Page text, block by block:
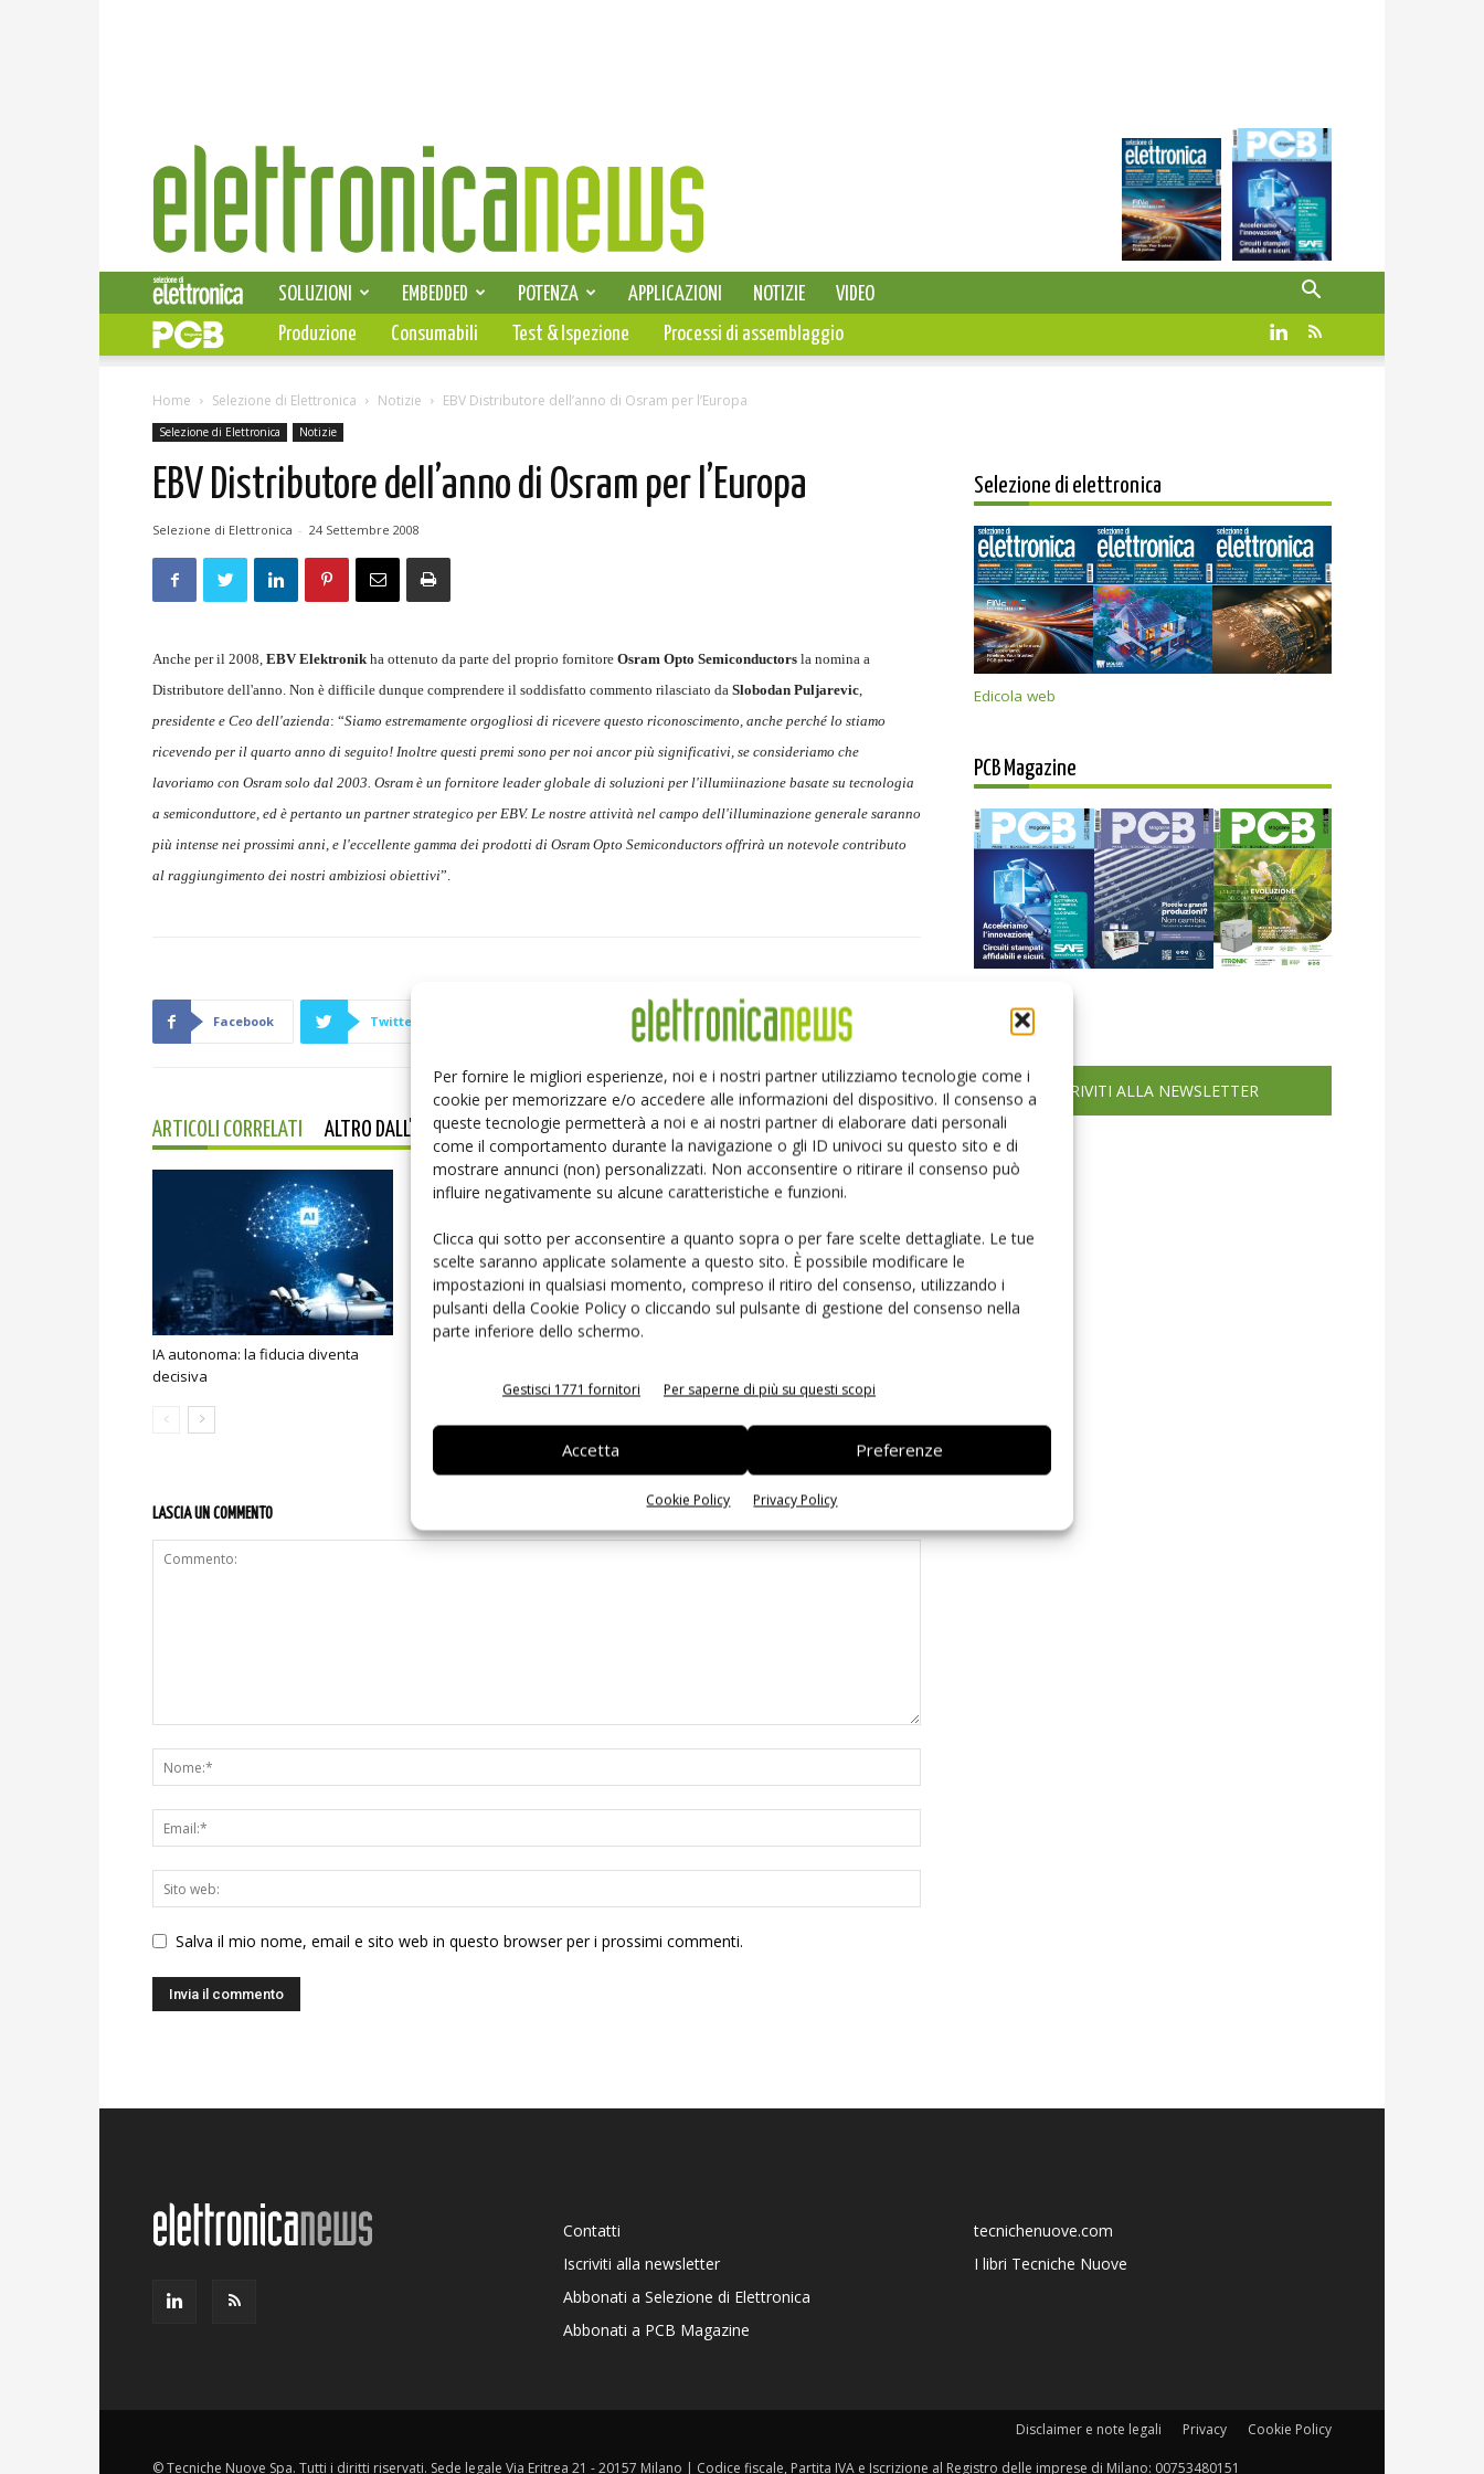
Per fornire le migliori esperienze, noi e i nostri partner utilizziamo tecnologie come i
cookie per memorizzare e/o accedere alle informazioni del dispositivo. Il consenso a
queste tecnologie permetterà a noi e ai nostri partner di elaborare dati personali
come il comportamento durante la navigazione o gli ID univoci su questo sito e di
mostrare annunci (non) personalizzati. Non acconsentire o ritirare il consenso può
influire negativamente su alcune caratteristiche e funzioni.
Clicca qui sotto per acconsentire a quanto sopra o per fare scelte dettagliate. Le tue
scelte saranno applicate solamente a questo sito. È possibile modificare le
impostazioni in qualsiasi momento, compreso il ritiro del consenso, utilizzando i
pulsanti della Cookie Policy o cliccando sul pulsante di gestione del consenso nella
parte inferiore dello schermo.
Gestisci 1771 fornitori Per saperne di più su questi scopi
Accetta Preferenze
Cookie Policy Privacy Policy
Elettronica
News
SELEZIONE DI ELETTRONICA
SOLUZIONI EMBEDDED POTENZA APPLICAZIONI NOTIZIE
VIDEO
PCB
Produzione Consumabili Test & Ispezione Processi di assemblaggio
Home Selezione di Elettronica Notizie EBV Distributore dell’anno di Osram per l’Europa
Selezione di Elettronica Notizie
EBV Distributore dell’anno di Osram per l’Europa
Selezione di Elettronica - 24 Settembre 2008
Anche per il 2008, EBV Elektronik ha ottenuto da parte del proprio fornitore Osram Opto Semiconductors la nomina a
Distributore dell'anno. Non è difficile dunque comprendere il soddisfatto commento rilasciato da Slobodan Puljarevic,
presidente e Ceo dell'azienda: “Siamo estremamente orgogliosi di ricevere questo riconoscimento, anche perché lo stiamo
ricevendo per il quarto anno di seguito! Inoltre questi premi sono per noi ancor più significativi, se consideriamo che
lavoriamo con Osram solo dal 2003. Osram è un fornitore leader globale di soluzioni per l'illumiinazione basate su tecnologia
a semiconduttore, ed è pertanto un partner strategico per EBV. Le nostre attività nel campo dell'illuminazione generale saranno
più intense nei prossimi anni, e l'eccellente gamma dei prodotti di Osram Opto Semiconductors offrirà un notevole contributo
al raggiungimento dei nostri ambiziosi obiettivi”.
Facebook Twitter Pinterest Email
ARTICOLI CORRELATI ALTRO DALL'AUTORE
IA autonoma: la fiducia diventa
decisiva
LASCIA UN COMMENTO
Salva il mio nome, email e sito web in questo browser per i prossimi commenti.
Selezione di elettronica
Edicola web
PCB Magazine
ISCRIVITI ALLA NEWSLETTER
Contatti
Iscriviti alla newsletter
Abbonati a Selezione di Elettronica
Abbonati a PCB Magazine
tecnichenuove.com
I libri Tecniche Nuove
Disclaimer e note legali Privacy Cookie Policy
© Tecniche Nuove Spa. Tutti i diritti riservati. Sede legale Via Eritrea 21 - 20157 Milano | Codice fiscale, Partita IVA e Iscrizione al Registro delle imprese di Milano: 00753480151